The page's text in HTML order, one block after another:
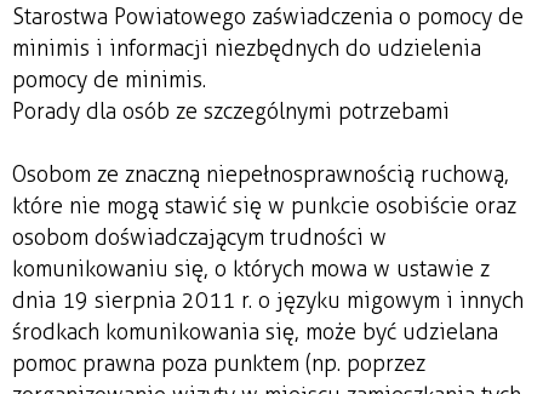
Starostwa Powiatowego zaświadczenia o pomocy de
minimis i informacji niezbędnych do udzielenia
pomocy de minimis.
Porady dla osób ze szczególnymi potrzebami
Osobom ze znaczną niepełnosprawnością ruchową,
które nie mogą stawić się w punkcie osobiście oraz
osobom doświadczającym trudności w
komunikowaniu się, o których mowa w ustawie z
dnia 19 sierpnia 2011 r. o języku migowym i innych
środkach komunikowania się, może być udzielana
pomoc prawna poza punktem (np. poprzez